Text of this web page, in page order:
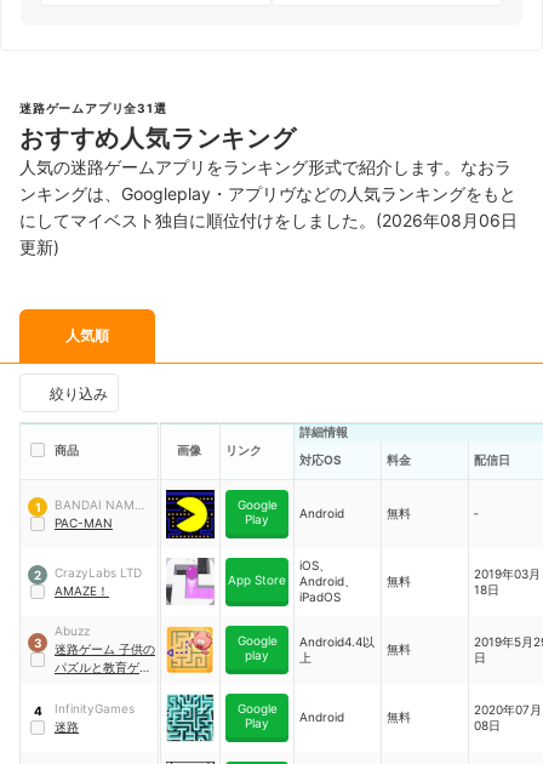
迷路ゲームアプリ全31選
おすすめ人気ランキング
人気の迷路ゲームアプリをランキング形式で紹介します。なおラ
ンキングは、Googleplay・アプリヴなどの人気ランキングをもと
にしてマイベスト独自に順位付けをしました。(2026年08月06日
更新)
人気順
絞り込み
商品 画像 リンク
詳細情報
対応OS
料金 配信日
1
BANDAI NAMCO
Entertainment
PAC-MAN
Google
Play
Android 無料 ‐
2
CrazyLabs LTD
AMAZE！
App Store
iOS、
Android、
iPadOS
無料
2019年03月
18日
3
Abuzz
迷路ゲーム 子供の
パズルと教育ゲー
Google
play
Android4.4以
上
無料
2019年5月
日
4
InfinityGames
迷路
Google
Play
Android 無料
2020年07月
08日